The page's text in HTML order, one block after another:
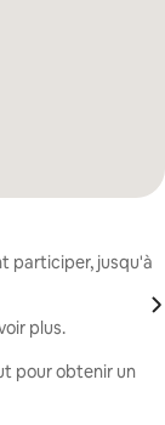
participer, jusqu'à
plus.
pour obtenir un